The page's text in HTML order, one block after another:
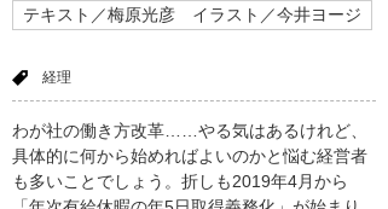
テキスト／梅原光彦 イラスト／今井ヨージ
経理
わが社の働き方改革……やる気はあるけれど、
具体的に何から始めればよいのかと悩む経営者
も多いことでしょう。折しも2019年4月から